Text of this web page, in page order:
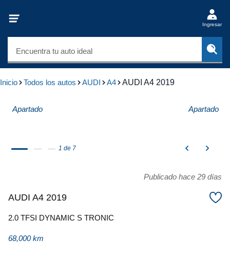
Ingresar
Encuentra tu auto ideal
Inicio Todos los autos AUDI A4 AUDI A4 2019
Apartado Apartado
1 de 7
Publicado hace 29 días
AUDI A4 2019
2.0 TFSI DYNAMIC S TRONIC
68,000 km